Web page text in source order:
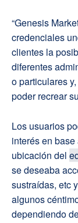
“Genesis
credenciales
clientes la
diferentes
o particulares
poder recrear
Los usuarios
interés en
ubicación del
se deseaba
sustraídas, etc
algunos
dependiendo